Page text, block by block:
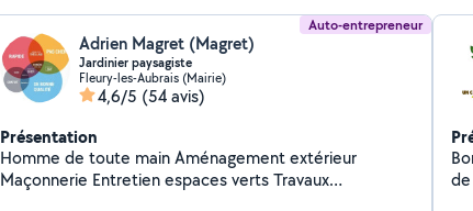
Auto-entrepreneur
Adrien Magret (Magret)
Jardinier paysagiste
Fleury-les-Aubrais (Mairie)
4,6/5 (54 avis)
Présentation
Homme de toute main Aménagement extérieur
Maçonnerie Entretien espaces verts Travaux
de verdure.